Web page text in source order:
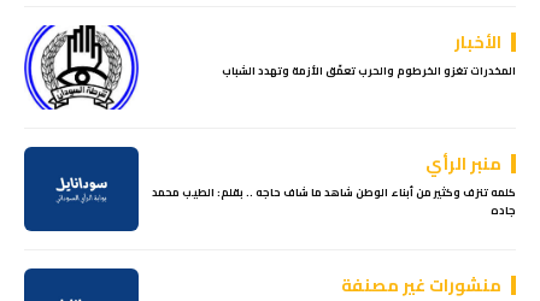
الأخبار
المخدرات تغزو الخرطوم والحرب تعمّق الأزمة وتهدد الشباب
منبر الرأي
كلمه تنزف وكثير من أبناء الوطن شاهد ما شاف حاجه .. بقلم: الطيب محمد
جاده
منشورات غير مصنفة